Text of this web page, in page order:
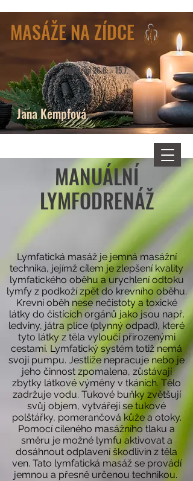
MASÁŽE NA ZÍDCE
Dovolená 26.6. - 15.7.
Jana Kempfová
MANUÁLNÍ
LYMFODRENÁŽ
Lymfatická masáž je jemná masážní
technika, jejímž cílem je zlepšení kvality
lymfatického oběhu a urychlení odtoku
lymfy z podkoží zpět do krevního oběhu.
Krevní oběh nese nečistoty a toxické
látky do čistících orgánů jako jsou např.
ledviny, játra plíce (plynný odpad), které
tyto látky z těla vyloučí přirozenými
cestami. Lymfatický systém totiž nemá
svoji pumpu. Jestliže nepracuje nebo je
jeho činnost zpomalena, zůstávají
zbytky látkové výměny v tkáních. Tělo
zadržuje vodu. Tukové buňky zvětšují
svůj objem, vytvářejí se tukové
polštářky, pomerančová kůže a otoky.
Pomocí cíleného masážního tlaku a
směru je možné lymfu aktivovat a
dosáhnout odplavení škodlivin z těla
ven. Tato lymfatická masáž se provádí
jemnou a přesně určenou technikou.